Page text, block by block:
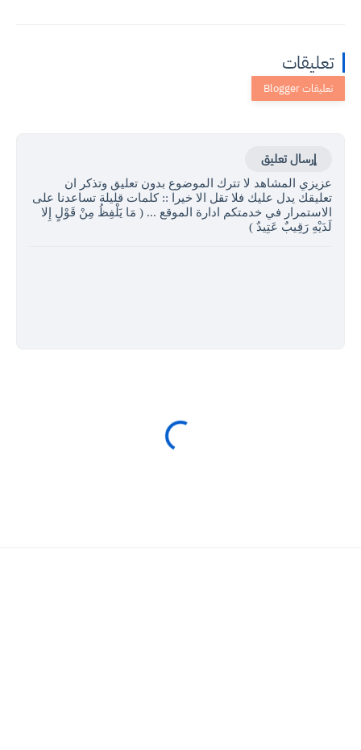
تعليقات
إرسال تعليق
عزيزي المشاهد لا تترك الموضوع بدون تعليق وتذكر ان
تعليقك يدل عليك فلا تقل الا خيرا :: كلمات قليلة تساعدنا على
الاستمرار في خدمتكم ادارة الموقع ... ( مَا يَلْفِظُ مِنْ قَوْلٍ إِلا
لَدَيْهِ رَقِيبٌ عَتِيدٌ )